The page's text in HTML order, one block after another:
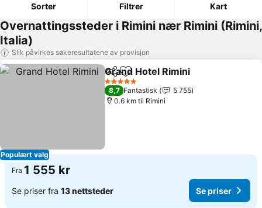
Sorter Filtrer Kart
Overnattingssteder i Rimini nær Rimini (Rimini,
Italia)
Slik påvirkes søkeresultatene av provisjon
Populært valg
Del Legg til i favoritter
Grand Hotel Rimini
5 Stjerner
8,7 Fantastisk
5 755
0.6 km til Rimini
Fra 1 555 kr
Se priser fra 13 nettsteder Se priser